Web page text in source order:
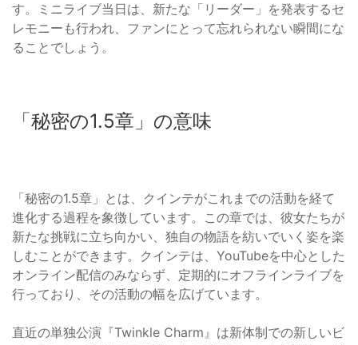
す。ミニライブ当日は、新たな「リーダー」を発表するセ
レモニーも行われ、ファンにとって忘れられない瞬間にな
ることでしょう。
「秘密の1.5章」の意味
「秘密の1.5章」とは、クインテがこれまでの活動を経て
進化する過程を象徴しています。この章では、彼女たちが
新たな挑戦に立ち向かい、独自の物語を紡いでいく姿を楽
しむことができます。クインテは、YouTubeを中心とした
オンライン配信のみならず、定期的にオフラインライブを
行っており、その活動の幅を広げています。
直近の単独公演『Twinkle Charm』は新体制での新しいビ